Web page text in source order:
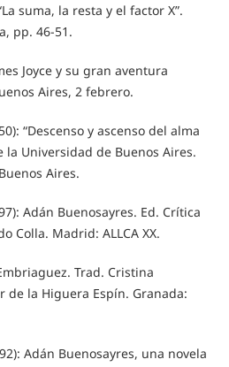
suma, la resta y el factor X”.
pp. 46-51.
Joyce y su gran aventura
Aires, 2 febrero.
“Descenso y ascenso del alma
la Universidad de Buenos Aires.
Aires.
Adán Buenosayres. Ed. Crítica
Colla. Madrid: ALLCA XX.
Trad. Cristina
de la Higuera Espín. Granada:
Adán Buenosayres, una novela